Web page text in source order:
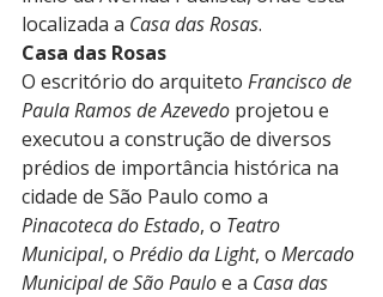
localizada a Casa das Rosas.
Casa das Rosas
O escritório do arquiteto Francisco de
Paula Ramos de Azevedo projetou e
executou a construção de diversos
prédios de importância histórica na
cidade de São Paulo como a
Pinacoteca do Estado, o Teatro
Municipal, o Prédio da Light, o Mercado
Municipal de São Paulo e a Casa das